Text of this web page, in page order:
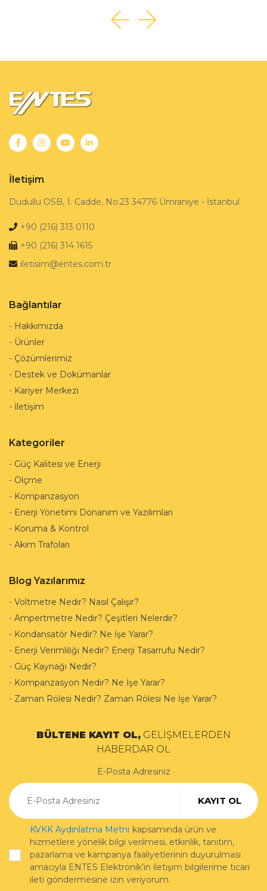
İletişim
Dudullu OSB, 1. Cadde, No:23 34776 Ümraniye - İstanbul
+90 (216) 313 0110
+90 (216) 314 1615
iletisim@entes.com.tr
Bağlantılar
- Hakkımızda
- Ürünler
- Çözümlerimiz
- Destek ve Dokümanlar
- Kariyer Merkezi
- İletişim
Kategoriler
- Güç Kalitesi ve Enerji
- Ölçme
- Kompanzasyon
- Enerji Yönetimi Donanım ve Yazılımları
- Koruma & Kontrol
- Akım Trafoları
Blog Yazılarımız
- Voltmetre Nedir? Nasıl Çalışır?
- Ampertmetre Nedir? Çeşitleri Nelerdir?
- Kondansatör Nedir? Ne İşe Yarar?
- Enerji Verimliliği Nedir? Enerji Tasarrufu Nedir?
- Güç Kaynağı Nedir?
- Kompanzasyon Nedir? Ne İşe Yarar?
- Zaman Rölesi Nedir? Zaman Rölesi Ne İşe Yarar?
BÜLTENE KAYIT OL, GELİŞMELERDEN
HABERDAR OL
E-Posta Adresiniz
KAYIT OL
KVKK Aydınlatma Metni kapsamında ürün ve
hizmetlere yönelik bilgi verilmesi, etkinlik, tanıtım,
pazarlama ve kampanya faaliyetlerinin duyurulması
amacıyla ENTES Elektronik’in iletişim bilgilerime ticari
ileti göndermesine izin veriyorum.